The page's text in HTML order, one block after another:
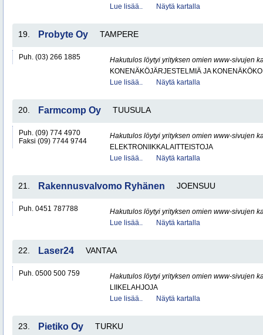
Lue lisää..
Näytä kartalla
19. Probyte Oy TAMPERE
Puh. (03) 266 1885
Hakutulos löytyi yrityksen omien www-sivujen
KONENÄKÖJÄRJESTELMIÄ JA
Lue lisää..
Näytä kartalla
20. Farmcomp Oy TUUSULA
Puh. (09) 774 4970
Faksi (09) 7744 9744
Hakutulos löytyi yrityksen omien www-sivujen
ELEKTRONIIKKALAITTEISTOJA
Lue lisää..
Näytä kartalla
21. Rakennusvalvomo Ryhänen JOENSUU
Puh. 0451 787788
Hakutulos löytyi yrityksen omien www-sivujen
Lue lisää..
Näytä kartalla
22. Laser24 VANTAA
Puh. 0500 500 759
Hakutulos löytyi yrityksen omien www-sivujen
LIIKELAHJOJA
Lue lisää..
Näytä kartalla
23. Pietiko Oy TURKU